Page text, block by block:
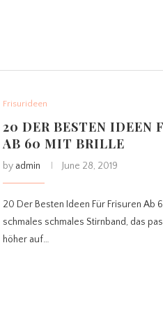
Frisurideen
20 DER BESTEN IDEEN
AB 60 MIT BRILLE
by admin June 28, 2019
20 Der Besten Ideen Für Frisuren Ab
schmales schmales Stirnband, das
höher auf…